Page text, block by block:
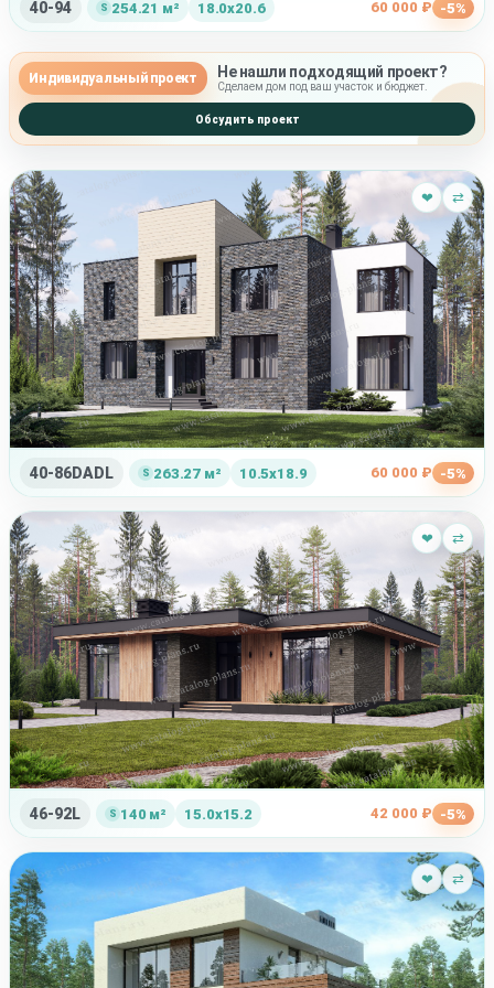
40-94 254.21 м² 18.0x20.6 60 000 ₽ -5%
Индивидуальный проект Не нашли подходящий проект?
Сделаем дом под ваш участок и бюджет.
Обсудить проект
❤ ⇄
40-86DADL 263.27 м² 10.5x18.9 60 000 ₽ -5%
❤ ⇄
46-92L 140 м² 15.0x15.2 42 000 ₽ -5%
❤ ⇄